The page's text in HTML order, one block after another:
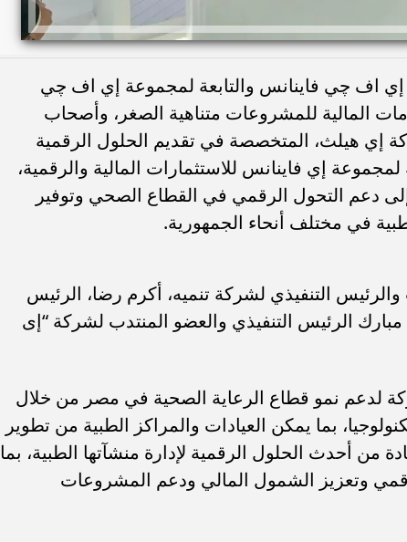
اف چي فاينانس والتابعة لمجموعة إي اف چي
المالية للمشروعات متناهية الصغر، وأصحاب
إي هيلث، المتخصصة في تقديم الحلول الرقمية
إي فاينانس للاستثمارات المالية والرقمية،
دعم التحول الرقمي في القطاع الصحي وتوفير
في مختلف أنحاء الجمهورية.
التنفيذي لشركة تنميه، أكرم رضا، الرئيس
الرئيس التنفيذي والعضو المنتدب لشركة “إى
لدعم نمو قطاع الرعاية الصحية في مصر من خلال
بما يمكن العيادات والمراكز الطبية من تطوير
من أحدث الحلول الرقمية لإدارة منشآتها الطبية، بما
وتعزيز الشمول المالي ودعم المشروعات